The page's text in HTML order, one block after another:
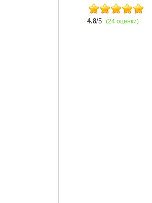
4.8/5 (24 оценки)